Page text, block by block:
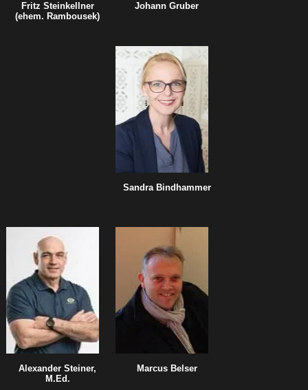
Fritz Steinkellner
(ehem. Rambousek)
Johann Gruber
Sandra Bindhammer
Alexander Steiner,
M.Ed.
Marcus Belser